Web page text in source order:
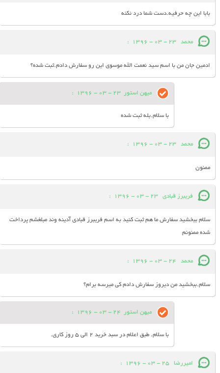
بابا این چه حرفیه.دست شما درد نکنه
محمد 23 - 03 - 1396
:
ادمین جان من با اسم سید نعمت الله موسوی این رو سفارش دادم.ثبت شده؟
میهن استور 23 - 03 - 1396
:
با سلام.بله ثبت شده
محمد 23 - 03 - 1396
:
ممنون
فريبرز قبادي 23 - 03 - 1396
:
سلام ببخشيد سفارش ما هم ثبت كنيد به اسم فريبرز قبادي آدينه وند مبلغشم پرداخت
شده ممنونم
محمد 24 - 03 - 1396
:
سلام.ببخشید من دیروز سفارش دادم کی میرسه برام؟
میهن استور 24 - 03 - 1396
:
با سلام. طبق اعلام در سبد خرید 2 الی 5 روز کاری.
امیررضا 25 - 03 - 1396
: